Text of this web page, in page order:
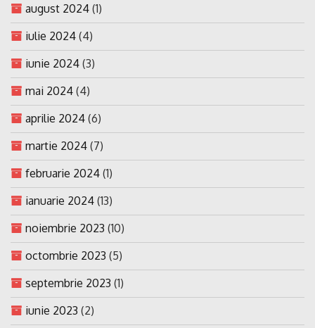
august 2024 (1)
iulie 2024 (4)
iunie 2024 (3)
mai 2024 (4)
aprilie 2024 (6)
martie 2024 (7)
februarie 2024 (1)
ianuarie 2024 (13)
noiembrie 2023 (10)
octombrie 2023 (5)
septembrie 2023 (1)
iunie 2023 (2)